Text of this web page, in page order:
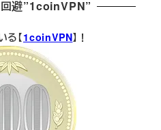
回避”1coinVPN”
る【1coinVPN】！